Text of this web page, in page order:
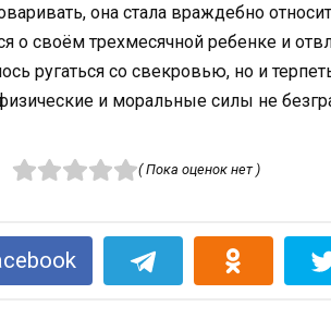
она стала враждебно
о своём трехмесячной ребенке и
ругаться со свекровью, но и
и моральные силы не
( Пока оценок нет )